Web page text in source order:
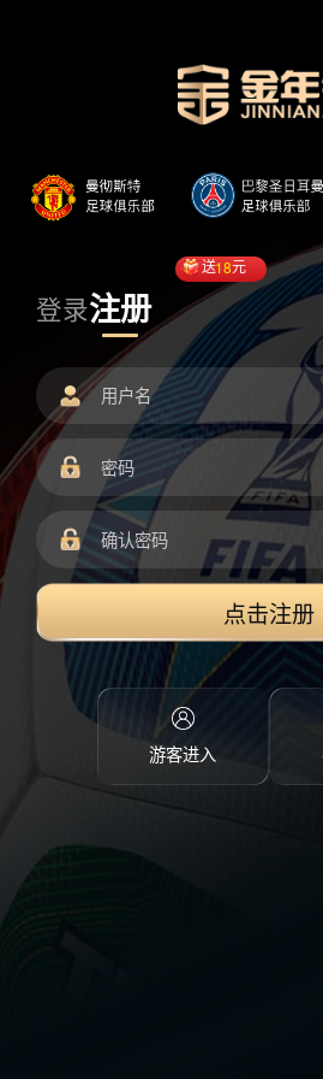
登录注册
送18元
点击注册
游客进入